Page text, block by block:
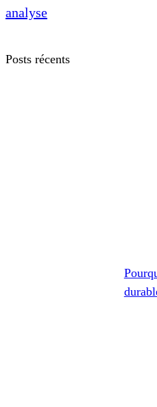
analyse
Posts récents